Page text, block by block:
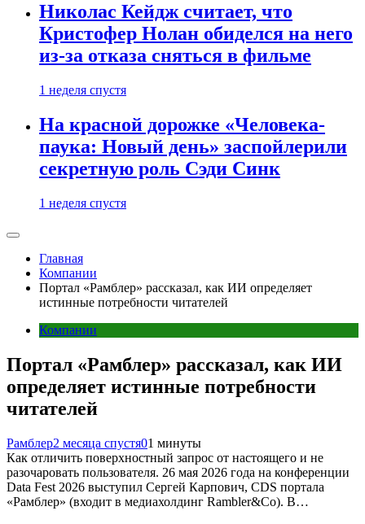
Николас Кейдж считает, что
Кристофер Нолан обиделся на него
из-за отказа сняться в фильме
1 неделя спустя
На красной дорожке «Человека-
паука: Новый день» заспойлерили
секретную роль Сэди Синк
1 неделя спустя
Главная
Компании
Портал «Рамблер» рассказал, как ИИ определяет
истинные потребности читателей
Компании
Портал «Рамблер» рассказал, как ИИ
определяет истинные потребности
читателей
Рамблер2 месяца спустя01 минуты
Как отличить поверхностный запрос от настоящего и не
разочаровать пользователя. 26 мая 2026 года на конференции
Data Fest 2026 выступил Сергей Карпович, CDS портала
«Рамблер» (входит в медиахолдинг Rambler&Co). В…